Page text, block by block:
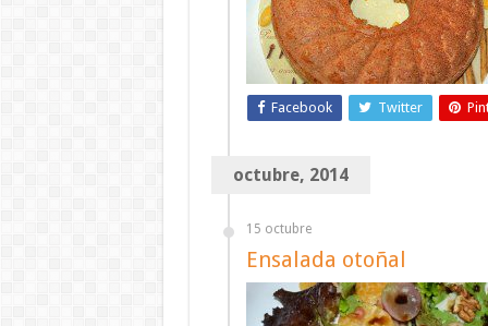
Facebook Twitter
octubre, 2014
15 octubre
Ensalada otoñal